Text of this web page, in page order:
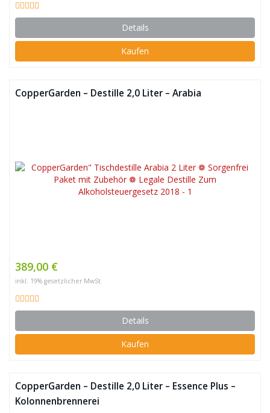
Details
Kaufen
CopperGarden – Destille 2,0 Liter – Arabia
389,00 €
inkl. 19% gesetzlicher MwSt.
Details
Kaufen
CopperGarden – Destille 2,0 Liter – Essence Plus –
Kolonnenbrennerei